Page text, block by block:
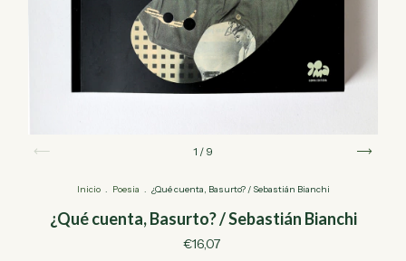
1 / 9
Inicio Poesia ¿Qué cuenta, Basurto? / Sebastián Bianchi
¿Qué cuenta, Basurto? / Sebastián Bianchi
€16,07